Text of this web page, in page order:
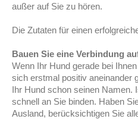
außer auf Sie zu hören.
Die Zutaten für einen
Bauen Sie eine Verbindung
Wenn Ihr Hund gerade bei
sich erstmal positiv aneinander
Ihr Hund schon seinen Namen.
schnell an Sie binden. Haben
Ausland, berücksichtigen Sie